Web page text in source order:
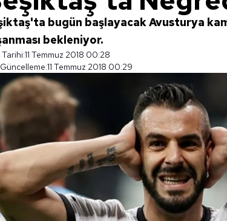
bugün başlayacak Avusturya
bekleniyor.
Tarihi:11 Temmuz 2018 00:28
11 Temmuz 2018 00:29